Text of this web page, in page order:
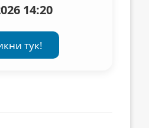
14:20
тук!